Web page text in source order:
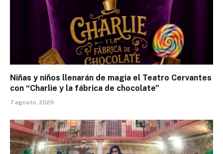
Niñas y niños llenarán de magia el Teatro Cervantes
con “Charlie y la fábrica de chocolate”
7 agosto, 2026